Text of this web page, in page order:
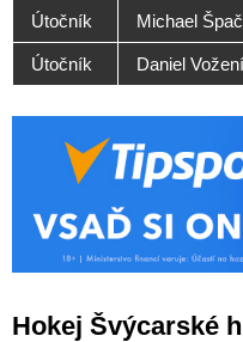
Útočník Michael
Útočník Daniel
Hokej Švýcarské